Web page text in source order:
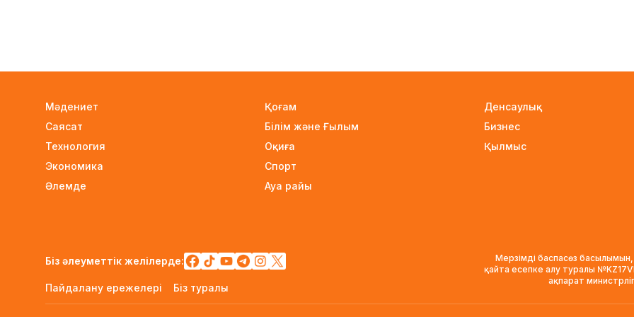
Мәдениет
Саясат
Технология
Экономика
Әлемде
Қоғам
Білім және Ғылым
Оқиға
Спорт
Ауа райы
Денсаулық
Бизнес
Қылмыс
Біз әлеуметтік желілерде:
Пайдалану ережелері Біз туралы
Мерзімді баспасөз
қайта есепке алу туралы
ақпарат